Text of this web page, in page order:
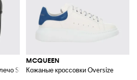
Sling T-Bar из телячьей кожи
MCQUEEN
Кожаные кроссовки Oversize